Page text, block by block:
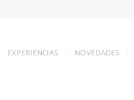
EXPERIENCIAS NOVEDADES